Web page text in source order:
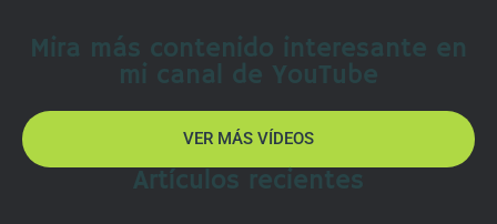
Mira más contenido interesante en
mi canal de YouTube
VER MÁS VÍDEOS
Artículos recientes